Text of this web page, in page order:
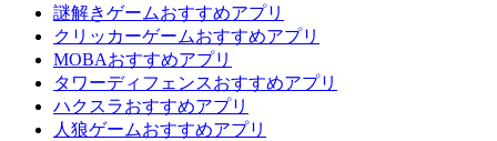
謎解きゲームおすすめアプリ
クリッカーゲームおすすめアプリ
MOBAおすすめアプリ
タワーディフェンスおすすめアプリ
ハクスラおすすめアプリ
人狼ゲームおすすめアプリ